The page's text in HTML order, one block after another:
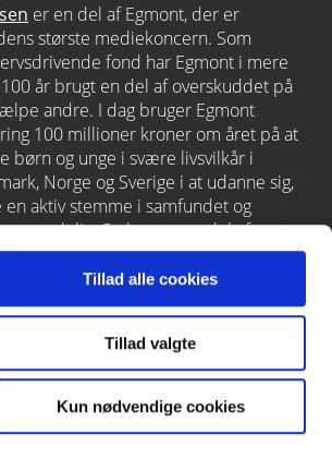
Tillad alle cookies
Tillad valgte
Kun nødvendige cookies
er en del af Egmont, der er
største mediekoncern. Som
fond har Egmont i mere
år brugt en del af overskuddet på
andre. I dag bruger Egmont
100 millioner kroner om året på at
børn og unge i svære livsvilkår i
Norge og Sverige i at udanne sig,
en aktiv stemme i samfundet og
et godt liv. Carlsen er en del af
viaLindhardt og Ringhof, som
rummer L&R Uddannelse – et af
førende læringshuse med
,GoTutor(herunder iNorge),
moxis.